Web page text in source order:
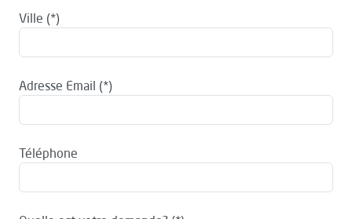
Ville
Adresse Email
Téléphone